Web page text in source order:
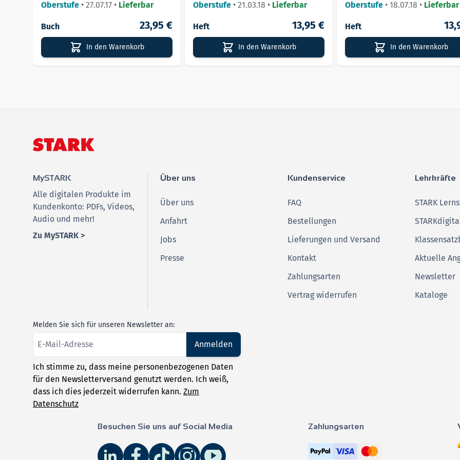
Oberstufe • 27.07.17 • Lieferbar
Buch 23,95 €
In den Warenkorb
Oberstufe • 21.03.18 • Lieferbar
Heft 13,95 €
In den Warenkorb
Oberstufe • 18.07.18 • Lieferbar
Heft
In den Warenkorb
MySTARK
Alle digitalen Produkte im
Kundenkonto: PDFs, Videos,
Audio und mehr!
Zu MySTARK >
Über uns
Über uns
Anfahrt
Jobs
Presse
Kundenservice
FAQ
Bestellungen
Lieferungen und Versand
Kontakt
Zahlungsarten
Vertrag widerrufen
Lehrkräfte
STARK
Aktuelle
Newsletter
Kataloge
Melden Sie sich für unseren Newsletter an:
Anmelden
Ich stimme zu, dass meine personenbezogenen Daten
für den Newsletterversand genutzt werden. Ich weiß,
dass ich dies jederzeit widerrufen kann. Zum
Datenschutz
Besuchen Sie uns auf Social Media Zahlungsarten